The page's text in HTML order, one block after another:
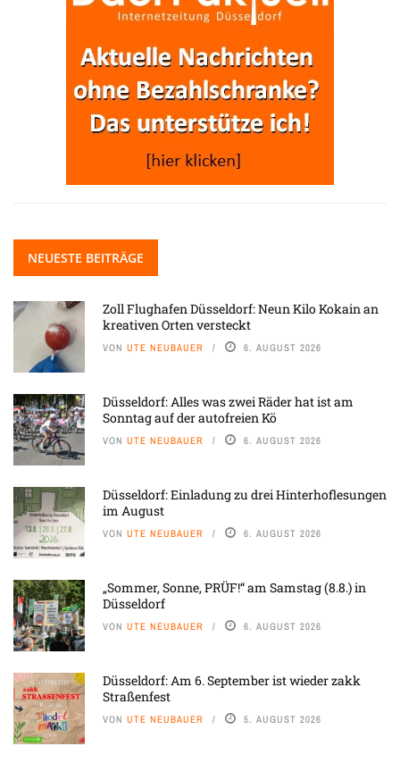
NEUESTE BEITRÄGE
Zoll Flughafen Düsseldorf: Neun Kilo Kokain an
kreativen Orten versteckt
VON UTE NEUBAUER 6. AUGUST 2026
Düsseldorf: Alles was zwei Räder hat ist am
Sonntag auf der autofreien Kö
VON UTE NEUBAUER 6. AUGUST 2026
Düsseldorf: Einladung zu drei Hinterhoflesungen
im August
VON UTE NEUBAUER 6. AUGUST 2026
„Sommer, Sonne, PRÜF!“ am Samstag (8.8.) in
Düsseldorf
VON UTE NEUBAUER 6. AUGUST 2026
Düsseldorf: Am 6. September ist wieder zakk
Straßenfest
VON UTE NEUBAUER 5. AUGUST 2026